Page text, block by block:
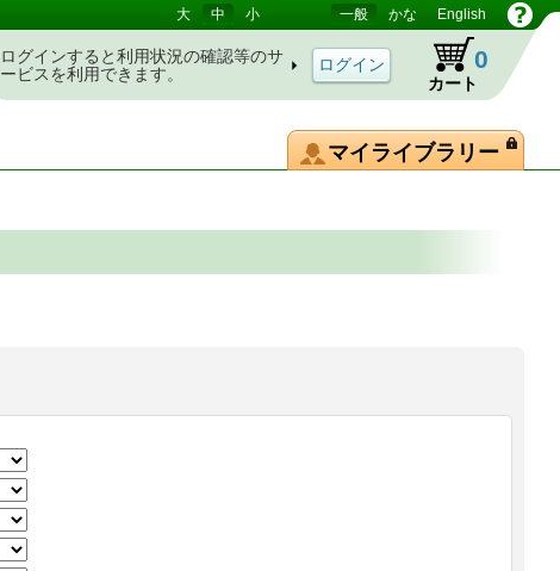
大 中 小 一般 かな English
ログインすると利用状況の確認等のサ
ービスを利用できます。
カート
0
マイライブラリー